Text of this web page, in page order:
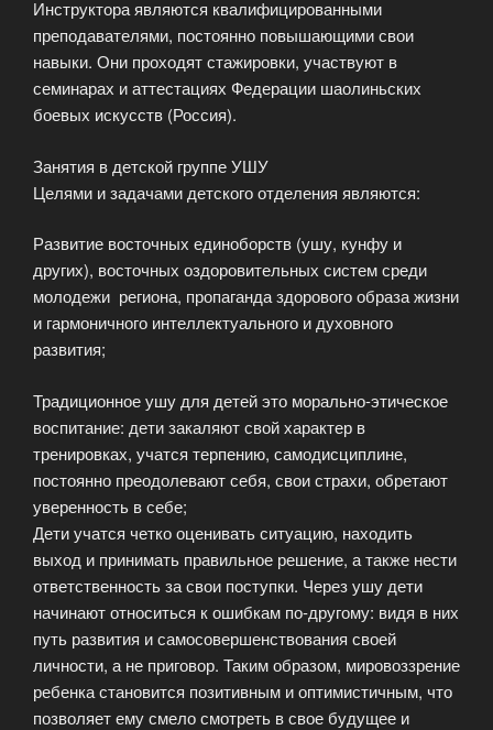
Инструктора являются квалифицированными
преподавателями, постоянно повышающими свои
навыки. Они проходят стажировки, участвуют в
семинарах и аттестациях Федерации шаолиньских
боевых искусств (Россия).
Занятия в детской группе УШУ
Целями и задачами детского отделения являются:
Развитие восточных единоборств (ушу, кунфу и
других), восточных оздоровительных систем среди
молодежи региона, пропаганда здорового образа жизни
и гармоничного интеллектуального и духовного
развития;
Традиционное ушу для детей это морально-этическое
воспитание: дети закаляют свой характер в
тренировках, учатся терпению, самодисциплине,
постоянно преодолевают себя, свои страхи, обретают
уверенность в себе;
Дети учатся четко оценивать ситуацию, находить
выход и принимать правильное решение, а также нести
ответственность за свои поступки. Через ушу дети
начинают относиться к ошибкам по-другому: видя в них
путь развития и самосовершенствования своей
личности, а не приговор. Таким образом, мировоззрение
ребенка становится позитивным и оптимистичным, что
позволяет ему смело смотреть в свое будущее и